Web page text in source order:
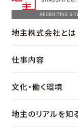
RECRUITING
地主株式会社とは
仕事内容
文化・働く環境
地主のリアルを知